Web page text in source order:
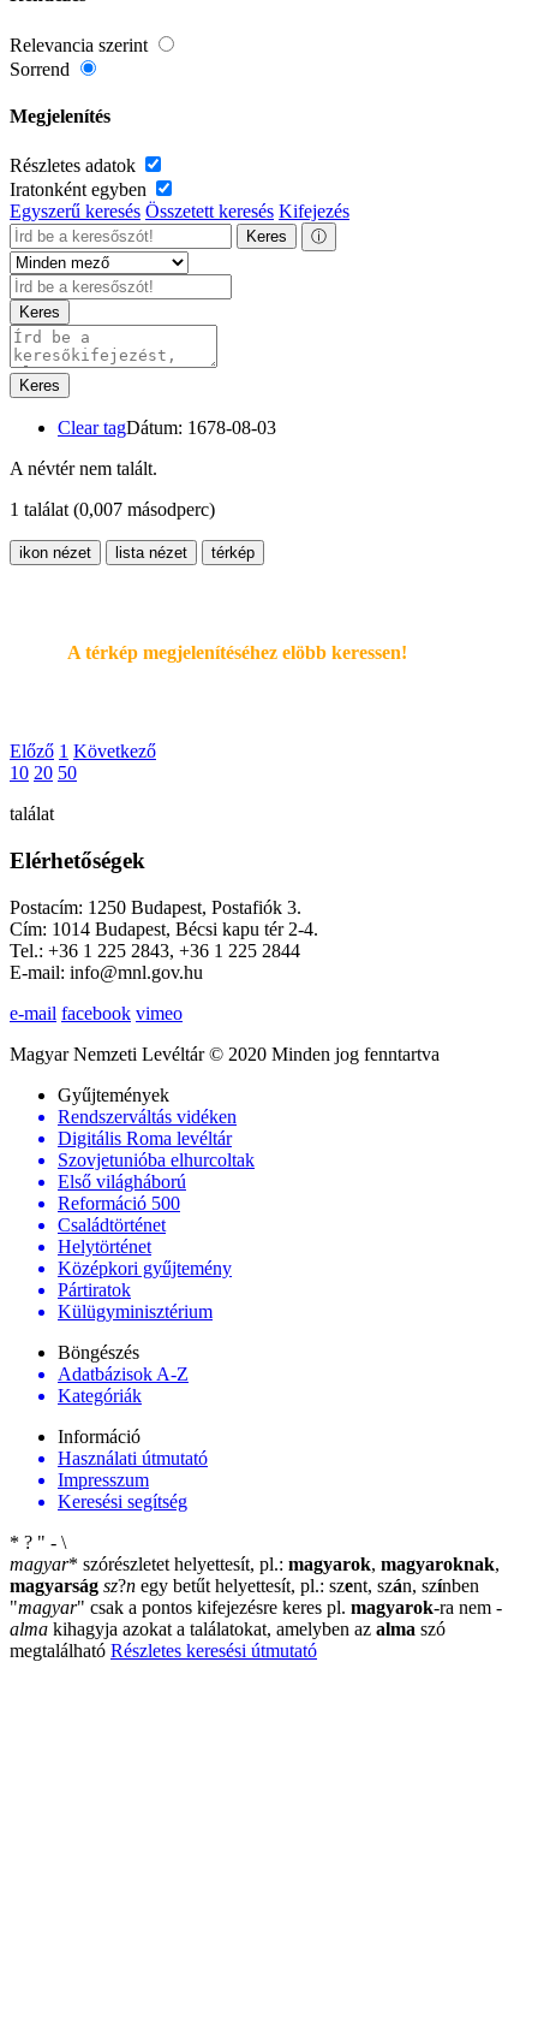
Relevancia szerint
Sorrend
Megjelenítés
Részletes adatok
Iratonként egyben
Egyszerű keresés Összetett keresés Kifejezés
Keres ⓘ
Keres
Keres
Clear tagDátum: 1678-08-03
A névtér nem talált.
1 találat (0,007 másodperc)
ikon nézet lista nézet térkép
A térkép megjelenítéséhez elöbb keressen!
Előző 1 Következő
10 20 50
találat
Elérhetőségek
Postacím: 1250 Budapest, Postafiók 3.
Cím: 1014 Budapest, Bécsi kapu tér 2-4.
Tel.: +36 1 225 2843, +36 1 225 2844
E-mail: info@mnl.gov.hu
e-mail facebook vimeo
Magyar Nemzeti Levéltár © 2020 Minden jog fenntartva
Gyűjtemények
Rendszerváltás vidéken
Digitális Roma levéltár
Szovjetunióba elhurcoltak
Első világháború
Reformáció 500
Családtörténet
Helytörténet
Középkori gyűjtemény
Pártiratok
Külügyminisztérium
Böngészés
Adatbázisok A-Z
Kategóriák
Információ
Használati útmutató
Impresszum
Keresési segítség
* ? " - \
magyar* szórészletet helyettesít, pl.: magyarok, magyaroknak,
magyarság sz?n egy betűt helyettesít, pl.: szent, szán, színben
"magyar" csak a pontos kifejezésre keres pl. magyarok-ra nem -
alma kihagyja azokat a találatokat, amelyben az alma szó
megtalálható Részletes keresési útmutató